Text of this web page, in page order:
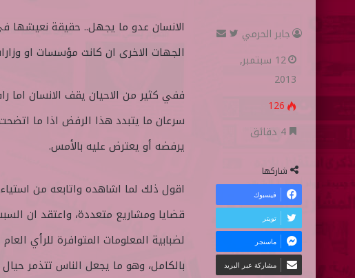
الانسان عدو ما يجهل.. حقيقة نعيشها في
الجهات الاخرى ان كانت مؤسسات او
ففي كثير من الاحيان يقف الانسان اما
سرعان ما يتبدد هذا الرفض اذا ما اتضحت
يرفضه أو يعترض عليه بالأمس.
اقول ذلك لما اشاهده واتابعه من
قضايا ومشاريع متعددة، واعتقد ان
لضبابية المعلومات المتوافرة للرأي
بالكامل، وهو ما يجعل الناس تتذمر
جابر الحرمي
ت
و
ي
ت
ا
إ
ل
ك
12 سبتمبر,
2013
126
شاركها
فيسبوك
تويتر
ماسنجر
مشاركة عبر البريد